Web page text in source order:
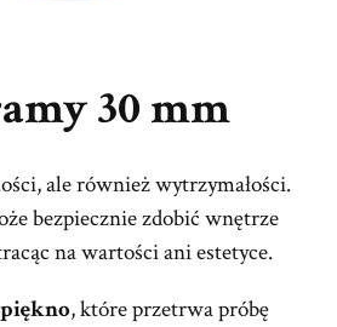
30 mm
ale również wytrzymałości.
bezpiecznie zdobić wnętrze
na wartości ani estetyce.
, które przetrwa próbę